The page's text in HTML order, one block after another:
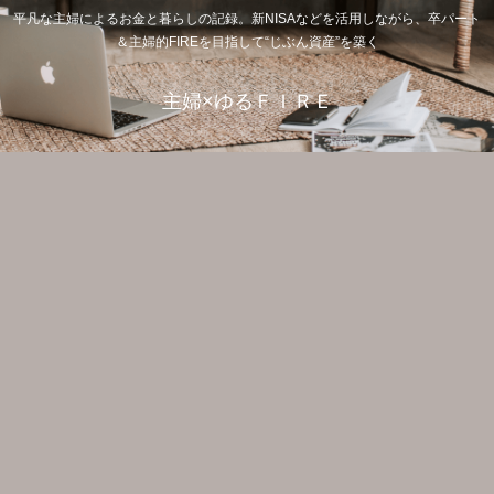
平凡な主婦によるお金と暮らしの記録。新NISAなどを活用しながら、卒パート
＆主婦的FIREを目指して“じぶん資産”を築く
主婦×ゆるＦＩＲＥ